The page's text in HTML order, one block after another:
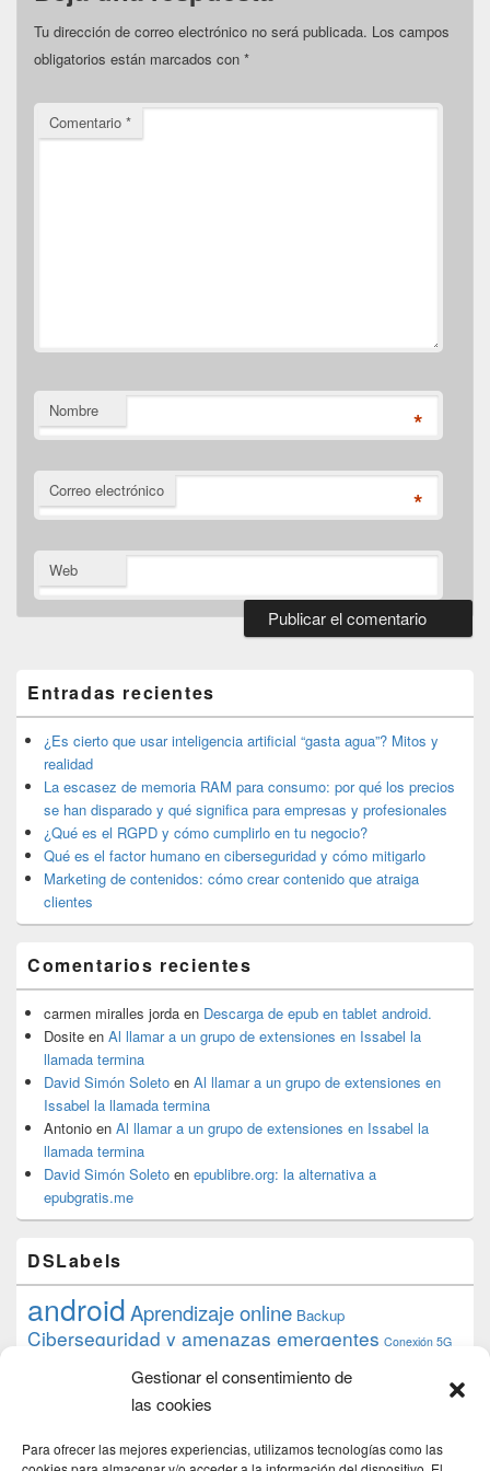
Gestionar el consentimiento de
las cookies
Para ofrecer las mejores experiencias, utilizamos tecnologías como las
Tu dirección de correo electrónico no será publicada. Los campos
obligatorios están marcados con *
Comentario *
Nombre *
Correo electrónico *
Web
widget
barra
lateral
primaria
Entradas recientes
¿Es cierto que usar inteligencia artificial “gasta agua”? Mitos y
realidad
La escasez de memoria RAM para consumo: por qué los precios
se han disparado y qué significa para empresas y profesionales
¿Qué es el RGPD y cómo cumplirlo en tu negocio?
Qué es el factor humano en ciberseguridad y cómo mitigarlo
Marketing de contenidos: cómo crear contenido que atraiga
clientes
Comentarios recientes
carmen miralles jorda en Descarga de epub en tablet android.
Dosite en Al llamar a un grupo de extensiones en Issabel la
llamada termina
David Simón Soleto en Al llamar a un grupo de extensiones en
Issabel la llamada termina
Antonio en Al llamar a un grupo de extensiones en Issabel la
llamada termina
David Simón Soleto en epublibre.org: la alternativa a
epubgratis.me
DSLabels
androidAprendizaje online Backup
Ciberseguridad y amenazas emergentes Conexión 5G
datos debian desarrollo web
Formación Google
iphone
proyecto PS4 python Raspberryraspberrypi